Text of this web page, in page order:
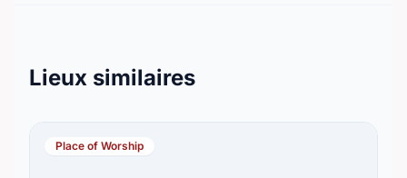
Lieux similaires
Place of Worship